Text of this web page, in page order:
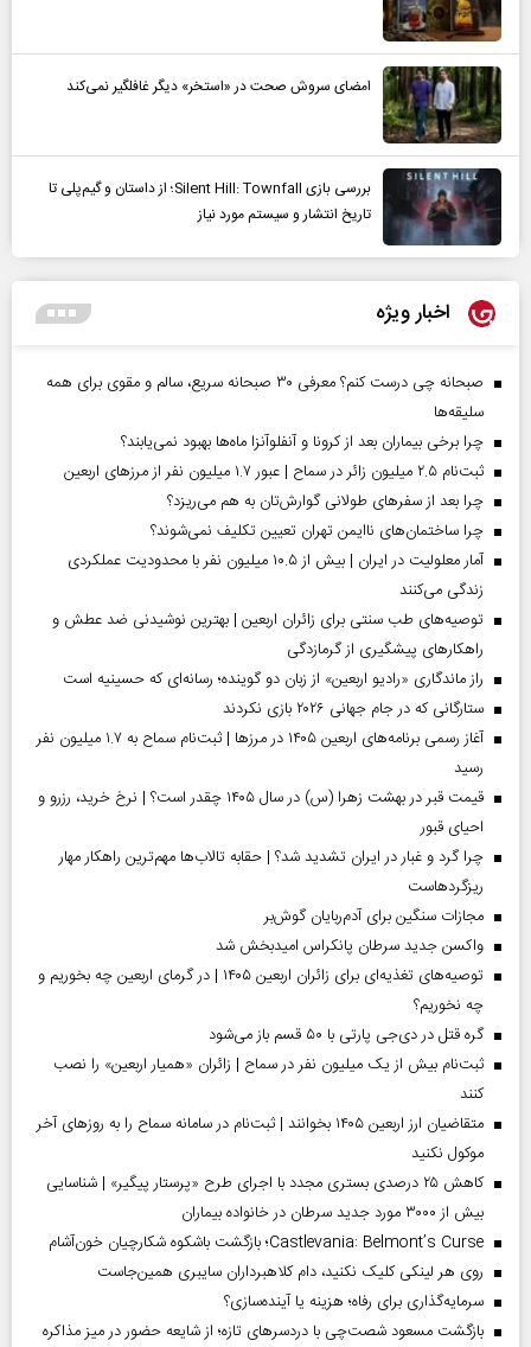
امضای سروش صحت در «استخر» دیگر غافلگیر نمی‌کند
بررسی بازی Silent Hill: Townfall؛ از داستان و گیم‌پلی تا
تاریخ انتشار و سیستم مورد نیاز
اخبار ویژه
صبحانه چی درست کنم؟ معرفی ۳۰ صبحانه سریع، سالم و مقوی برای همه
سلیقه‌ها
چرا برخی بیماران بعد از کرونا و آنفلوآنزا ماه‌ها بهبود نمی‌یابند؟
ثبت‌نام ۲.۵ میلیون زائر در سماح | عبور ۱.۷ میلیون نفر از مرز‌های اربعین
چرا بعد از سفرهای طولانی گوارش‌تان به هم می‌ریزد؟
چرا ساختمان‌های ناایمن تهران تعیین تکلیف نمی‌شوند؟
آمار معلولیت در ایران | بیش از ۱۰.۵ میلیون نفر با محدودیت عملکردی
زندگی می‌کنند
توصیه‌های طب سنتی برای زائران اربعین | بهترین نوشیدنی ضد عطش و
راهکارهای پیشگیری از گرمازدگی
راز ماندگاری «رادیو اربعین» از زبان دو گوینده؛ رسانه‌ای که حسینیه است
ستارگانی که در جام جهانی ۲۰۲۶ بازی نکردند
آغاز رسمی برنامه‌های اربعین ۱۴۰۵ در مرز‌ها | ثبت‌نام سماح به ۱.۷ میلیون نفر
رسید
قیمت قبر در بهشت زهرا (س) در سال ۱۴۰۵ چقدر است؟ | نرخ خرید، رزرو و
احیای قبور
چرا گرد و غبار در ایران تشدید شد؟ | حقابه تالاب‌ها مهم‌ترین راهکار مهار
ریزگردهاست
مجازات سنگین برای آدم‌ربایان گوش‌بر
واکسن جدید سرطان پانکراس امیدبخش شد
توصیه‌های تغذیه‌ای برای زائران اربعین ۱۴۰۵ | در گرمای اربعین چه بخوریم و
چه نخوریم؟
گره قتل در دی‌جی پارتی با ۵۰ قسم باز می‌شود
ثبت‌نام بیش از یک میلیون نفر در سماح | زائران «همیار اربعین» را نصب
کنند
متقاضیان ارز اربعین ۱۴۰۵ بخوانند | ثبت‌نام در سامانه سماح را به روز‌های آخر
موکول نکنید
کاهش ۲۵ درصدی بستری مجدد با اجرای طرح «پرستار پیگیر» | شناسایی
بیش از ۳۰۰۰ مورد جدید سرطان در خانواده بیماران
Castlevania: Belmont’s Curse؛ بازگشت باشکوه شکارچیان خون‌آشام
روی هر لینکی کلیک نکنید، دام کلاهبرداران سایبری همین‌جاست
سرمایه‌گذاری برای رفاه؛ هزینه یا آینده‌سازی؟
بازگشت مسعود شصت‌چی با دردسر‌های تازه؛ از شایعه حضور در میز مذاکره